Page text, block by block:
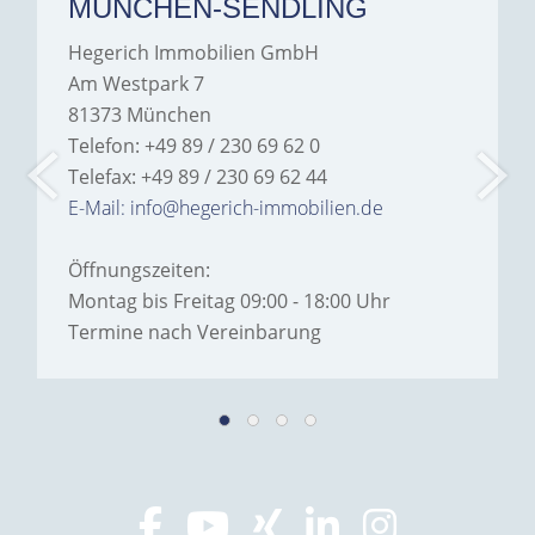
MÜNCHEN-SENDLING
Hegerich Immobilien GmbH
Am Westpark 7
81373 München
Telefon: +49 89 / 230 69 62 0
Telefax: +49 89 / 230 69 62 44
E-Mail: info@hegerich-immobilien.de
Öffnungszeiten:
Montag bis Freitag 09:00 - 18:00 Uhr
Termine nach Vereinbarung